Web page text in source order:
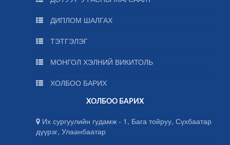
ДИПЛОМ ШАЛГАХ
ТЭТГЭЛЭГ
МОНГОЛ ХЭЛНИЙ ВИКИТОЛЬ
ХОЛБОО БАРИХ
ХОЛБОО БАРИХ
Их сургуулийн гудамж - 1, Бага тойруу, Сүхбаатар
дүүрэг, Улаанбаатар